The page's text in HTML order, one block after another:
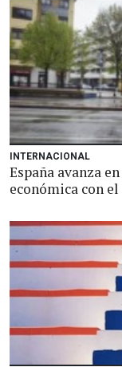
INTERNACIONAL
España avanza
económica con